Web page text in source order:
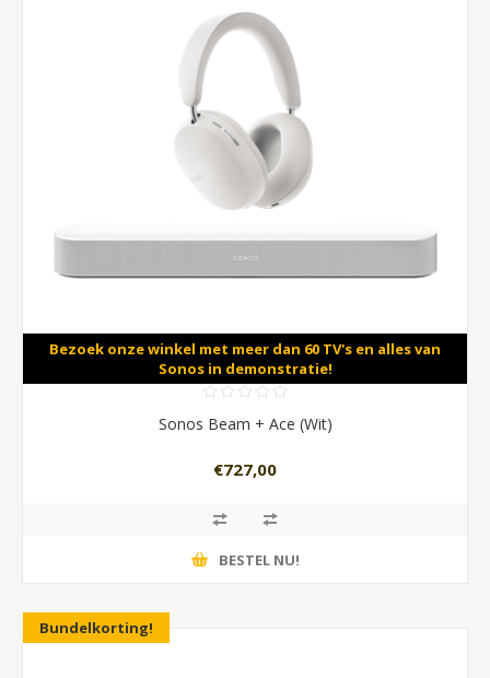
Bezoek onze winkel met meer dan 60 TV's en alles van
Sonos in demonstratie!
Sonos Beam + Ace (Wit)
€727,00
BESTEL NU!
Bundelkorting!